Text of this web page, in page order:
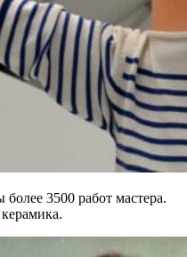
3500 работ мастера.